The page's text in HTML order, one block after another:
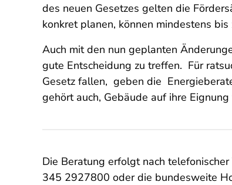
des neuen Gesetzes gelten die
konkret planen, können mindestens
Auch mit den nun geplanten
gute Entscheidung zu treffen. Für
Gesetz fallen, geben die
gehört auch, Gebäude auf ihre
Die Beratung erfolgt nach
345 2927800 oder die bundesweite